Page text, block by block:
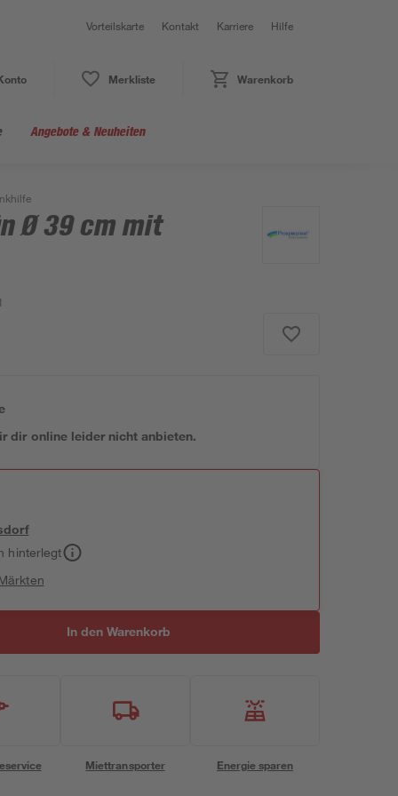
Vorteilskarte Kontakt Karriere Hilfe
Merkliste Warenkorb
Angebote & Neuheiten
Ø 39 cm mit
dir online leider nicht anbieten.
hinterlegt
In den Warenkorb
Miettransporter Energie sparen